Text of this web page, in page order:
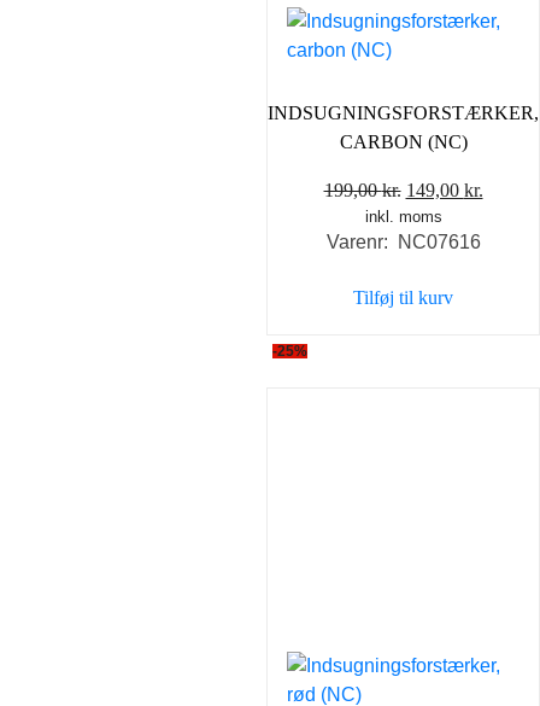
INDSUGNINGSFORSTÆRKER,
CARBON (NC)
199,00kr. Den
oprindelige
pris
199,00 kr..
149,00 kr.Den
inkl. moms
Varenr: NC07616
Tilføj til kurv
-25%